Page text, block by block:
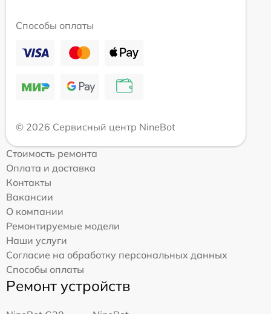
Способы оплаты
© 2026 Сервисный центр NineBot
Стоимость ремонта
Оплата и доставка
Контакты
Вакансии
О компании
Ремонтируемые модели
Наши услуги
Согласие на обработку персональных данных
Способы оплаты
Ремонт устройств